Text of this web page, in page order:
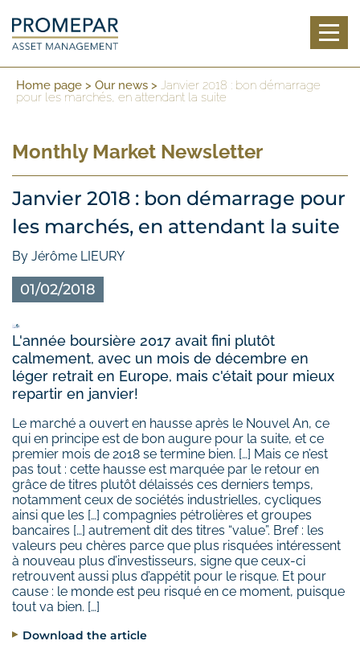
Home page > Our news > Janvier 2018 : bon démarrage
pour les marchés, en attendant la suite
Monthly Market Newsletter
Janvier 2018 : bon démarrage pour
les marchés, en attendant la suite
By Jérôme LIEURY
01/02/2018
L'année boursière 2017 avait fini plutôt
calmement, avec un mois de décembre en
léger retrait en Europe, mais c'était pour mieux
repartir en janvier!
Le marché a ouvert en hausse après le Nouvel An, ce
qui en principe est de bon augure pour la suite, et ce
premier mois de 2018 se termine bien. […] Mais ce n’est
pas tout : cette hausse est marquée par le retour en
grâce de titres plutôt délaissés ces derniers temps,
notamment ceux de sociétés industrielles, cycliques
ainsi que les […] compagnies pétrolières et groupes
bancaires […] autrement dit des titres “value”. Bref : les
valeurs peu chères parce que plus risquées intéressent
à nouveau plus d’investisseurs, signe que ceux-ci
retrouvent aussi plus d’appétit pour le risque. Et pour
cause : le monde est peu risqué en ce moment, puisque
tout va bien. […]
Download the article